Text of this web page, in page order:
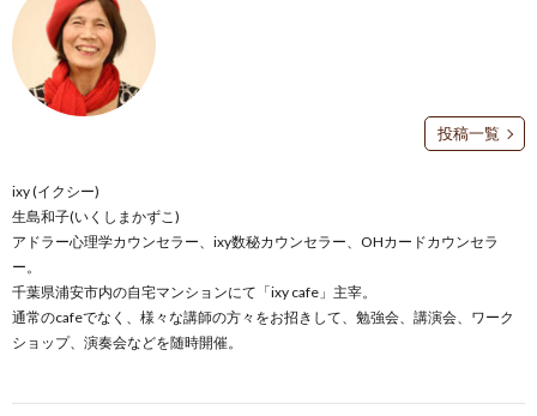
投稿一覧
ixy (イクシー)
生島和子(いくしまかずこ)
アドラー心理学カウンセラー、ixy数秘カウンセラー、OHカードカウンセラ
ー。
千葉県浦安市内の自宅マンションにて「ixy cafe」主宰。
通常のcafeでなく、様々な講師の方々をお招きして、勉強会、講演会、ワーク
ショップ、演奏会などを随時開催。